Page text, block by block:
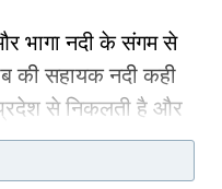
भागा नदी के संगम से
की सहायक नदी कही
प्रदेश से निकलती है और
जाती है. केंद्र सरकार
लेकर आ रही है, उनमें